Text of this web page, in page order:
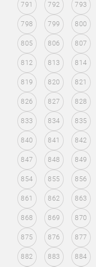
791 792 793
798 799 800
805 806 807
812 813 814
819 820 821
826 827 828
833 834 835
840 841 842
847 848 849
854 855 856
861 862 863
868 869 870
875 876 877
882 883 884